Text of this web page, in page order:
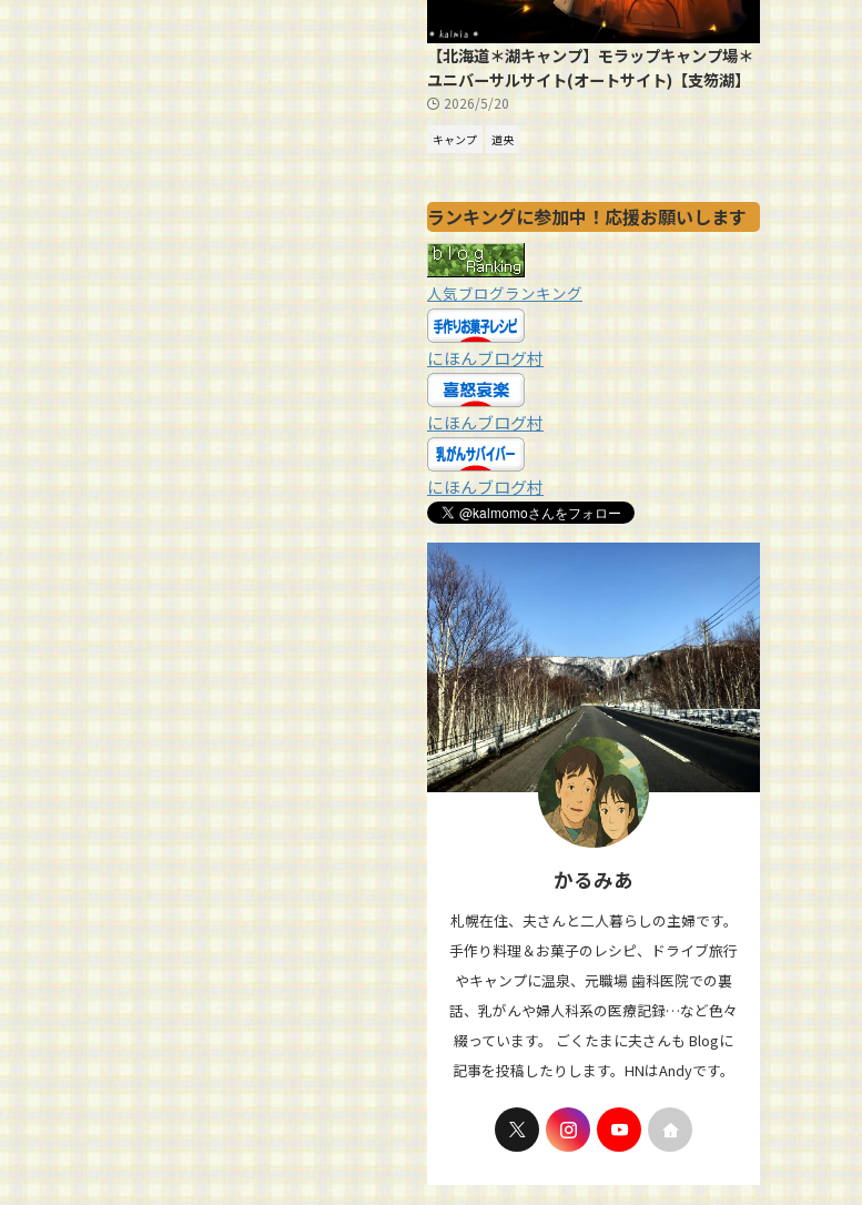
【北海道＊湖キャンプ】モラップキャンプ場＊
ユニバーサルサイト(オートサイト)【支笏湖】
2026/5/20
キャンプ 道央
ランキングに参加中！応援お願いします
人気ブログランキング
にほんブログ村
にほんブログ村
にほんブログ村
かるみあ
札幌在住、夫さんと二人暮らしの主婦です。
手作り料理＆お菓子のレシピ、ドライブ旅行
やキャンプに温泉、元職場 歯科医院での裏
話、乳がんや婦人科系の医療記録…など色々
綴っています。 ごくたまに夫さんも Blogに
記事を投稿したりします。HNはAndyです。